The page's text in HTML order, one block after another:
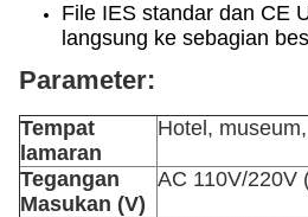
File IES standar dan CE
langsung ke sebagian
Parameter:
Tempat
lamaran
Hotel,
Tegangan
Masukan (V)
AC 110V/220V